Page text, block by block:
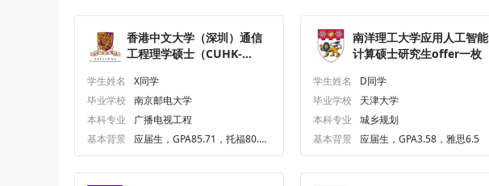
香港中文大学（深圳）通信
工程理学硕士（CUHK-
枚
学生姓名
X同学
毕业学校
南京邮电大学
本科专业
广播电视工程
基本背景
应届生，GPA85.71，托福80.
南洋理工大学应用人工智能
计算硕士研究生offer一枚
学生姓名
D同学
毕业学校
天津大学
本科专业
城乡规划
基本背景
应届生，GPA3.58，雅思6.5